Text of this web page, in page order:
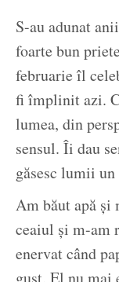
S-au adunat
foarte bun
februarie îl
fi împlinit azi.
lumea, din
sensul. Îi dau
găsesc lumii un
Am băut apă
ceaiul și m-am
enervat când